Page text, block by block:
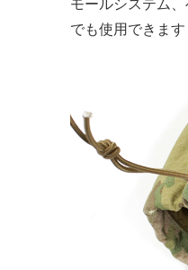
モールシステム
でも使用できます